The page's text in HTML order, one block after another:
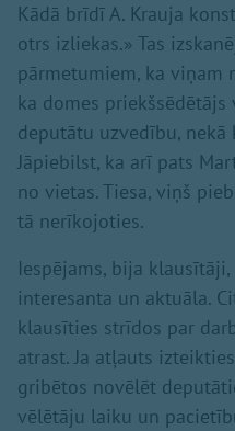
Kādā brīdī A. Krauja
otrs izliekas.» Tas
pārmetumiem, ka
ka domes
deputātu uzvedību,
Jāpiebilst, ka arī pats
no vietas. Tiesa, viņš
tā nerīkojoties.
Iespējams, bija
interesanta un aktuāla.
klausīties strīdos par
atrast. Ja atļauts
gribētos novēlēt
vēlētāju laiku un